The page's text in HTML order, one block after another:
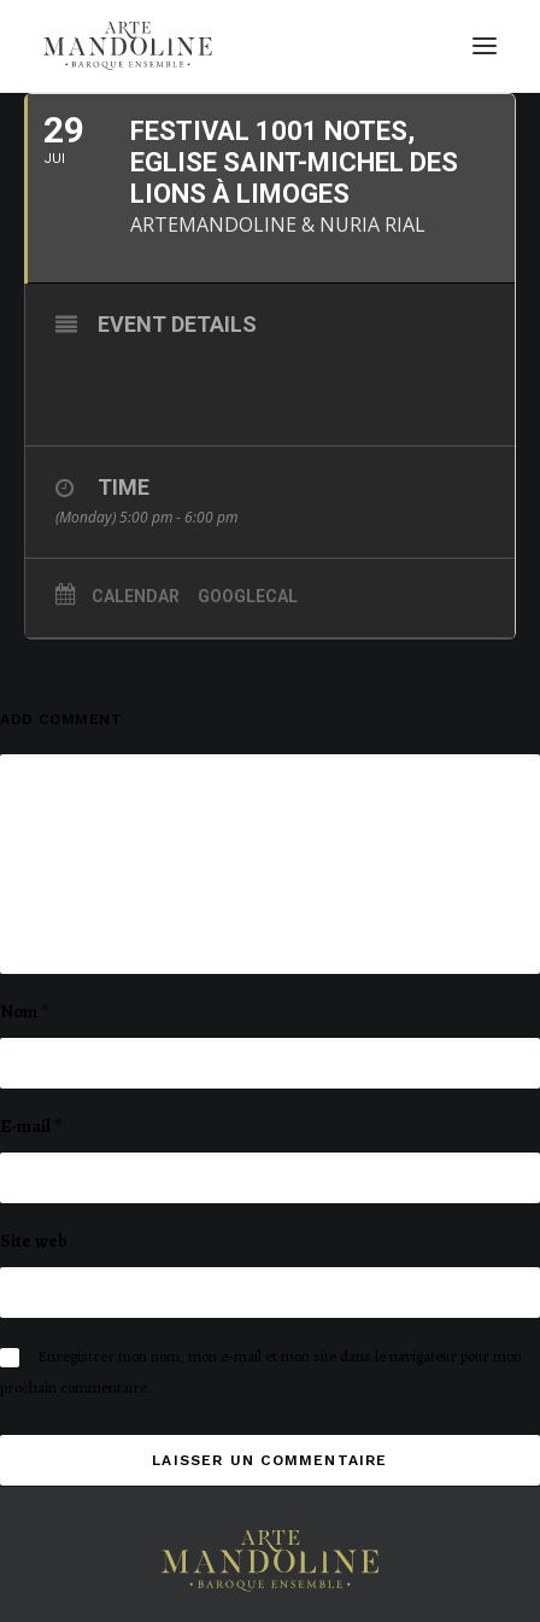
JUILLET, 2019
29
JUI
FESTIVAL 1001 NOTES,
EGLISE SAINT-MICHEL DES
LIONS À LIMOGES
ARTEMANDOLINE & NURIA RIAL
EVENT DETAILS
TIME
(Monday) 5:00 pm - 6:00 pm
CALENDAR GOOGLECAL
ADD COMMENT
Nom
E-mail
Site web
Enregistrer mon nom, mon e-mail et mon site dans le navigateur pour mon
prochain commentaire.